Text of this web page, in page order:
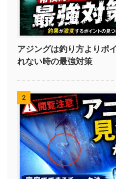
アジングは釣り方よりポ
れない時の最強対策
2